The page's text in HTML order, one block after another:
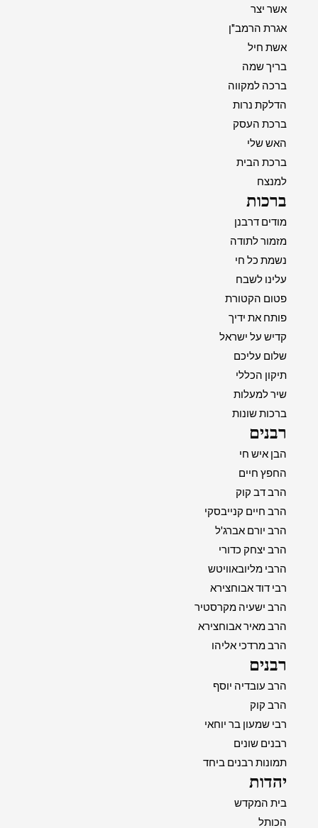
אשר יצר
אגרת הרמב"ן
אשת חיל
בריך שמה
ברכה למקווה
הדלקת נרות
ברכת העסק
האש שלי
ברכת הבית
למנצח
ברכות
מודים דרבנן
מזמור לתודה
נשמת כל חי
עלינו לשבח
פטום הקטורת
פותח את ידיך
קדיש על ישראל
שלום עליכם
תיקון הכללי
שיר למעלות
ברכות שונות
רבנים
הבן איש חי
החפץ חיים
הרב דב קוק
הרב חיים קנייבסקי
הרב יורם אברג'ל
הרב יצחק כדורי
הרבי מליובאוויטש
רבי דוד אבוחצירא
הרב ישעיה מקרסטיר
הרב מאיר אבוחצירא
הרב מרדכי אליהו
רבנים
הרב עובדיה יוסף
הרב קוק
רבי שמעון בר יוחאי
רבנים שונים
תמונות רבנים ביחד
יהדות
בית המקדש
הכותל